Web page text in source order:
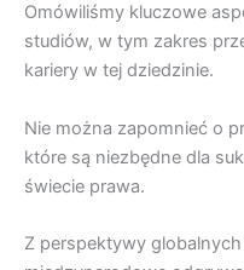
Omówiliśmy kluczowe
studiów, w tym zakres
kariery w tej dziedzinie.
Nie można zapomnieć o
które są niezbędne dla
świecie prawa.
Z perspektywy